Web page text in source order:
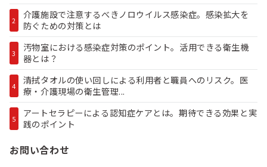
2
介護施設で注意するべきノロウイルス感染症。感染拡大を
防ぐための対策とは
3
汚物室における感染症対策のポイント。活用できる衛生機
器とは？
4
清拭タオルの使い回しによる利用者と職員へのリスク。医
療・介護現場の衛生管理...
5
アートセラピーによる認知症ケアとは。期待できる効果と実
践のポイント
お問い合わせ